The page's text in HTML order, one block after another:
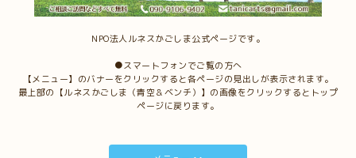
NPO法人ルネスかごしま公式ページです。
●スマートフォンでご覧の方へ
【メニュー】のバナーをクリックすると各ページの見出しが表示されます。
最上部の【ルネスかごしま（青空＆ベンチ）】の画像をクリックするとトップ
ページに戻ります。